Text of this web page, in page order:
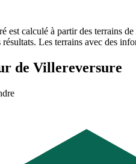
est calculé à partir des terrains
Les terrains avec des
de Villereversure